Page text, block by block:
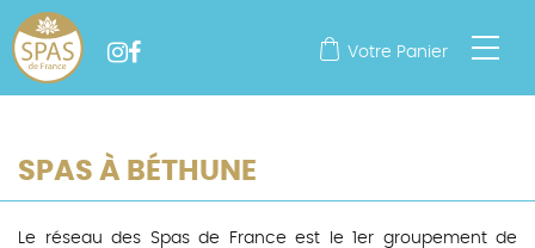
Votre Panier
SPAS À BÉTHUNE
Le réseau des Spas de France est le 1er groupement de